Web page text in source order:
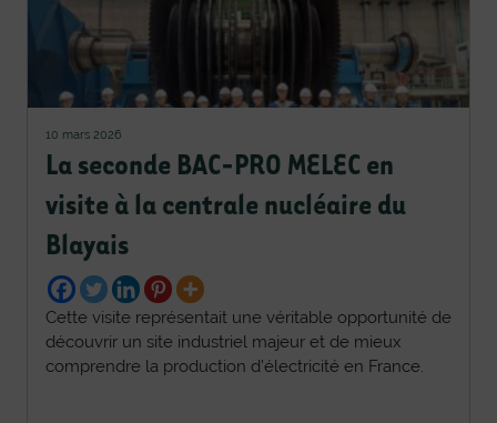
10 mars 2026
La seconde BAC-PRO MELEC en
visite à la centrale nucléaire du
Blayais
Cette visite représentait une véritable opportunité de
découvrir un site industriel majeur et de mieux
comprendre la production d’électricité en France.